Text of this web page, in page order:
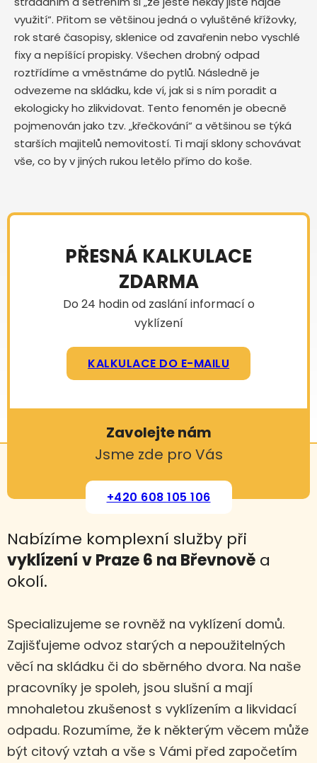
využití“. Přitom se většinou jedná o vyluštěné křížovky,
rok staré časopisy, sklenice od zavařenin nebo vyschlé
fixy a nepíšící propisky. Všechen drobný odpad
roztřídíme a vměstnáme do pytlů. Následně je
odvezeme na skládku, kde ví, jak si s ním poradit a
ekologicky ho zlikvidovat. Tento fenomén je obecně
pojmenován jako tzv. „křečkování“ a většinou se týká
starších majitelů nemovitostí. Ti mají sklony schovávat
vše, co by v jiných rukou letělo přímo do koše.
PŘESNÁ KALKULACE
ZDARMA
Do 24 hodin od zaslání informací o
vyklízení
KALKULACE DO E-MAILU
Zavolejte nám
Jsme zde pro Vás
+420 608 105 106
Nabízíme komplexní služby při
vyklízení v Praze 6 na Břevnově a
okolí.
Specializujeme se rovněž na vyklízení domů.
Zajišťujeme odvoz starých a nepoužitelných
věcí na skládku či do sběrného dvora. Na naše
pracovníky je spoleh, jsou slušní a mají
mnohaletou zkušenost s vyklízením a likvidací
odpadu. Rozumíme, že k některým věcem může
být citový vztah a vše s Vámi před započetím